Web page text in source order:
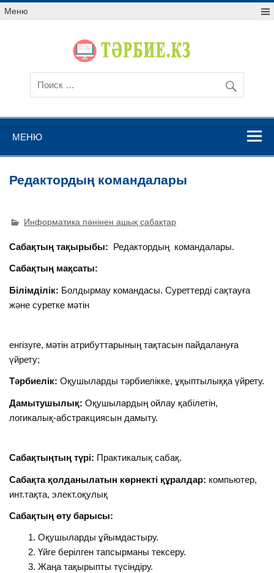
Меню
МЕНЮ
Редактордың командалары
Информатика пәнінен ашық сабақтар
Сабақтың тақырыбы: Редактордың командалары.
Сабақтың мақсаты:
Білімділік: Болдырмау командасы. Суреттерді сақтауға
және суретке мәтін
енгізуге, мәтін атрибуттарының тақтасын пайдалануға
үйрету;
Тәрбиелік: Оқушыларды тәрбиелікке, ұқыптылыққа үйрету.
Дамытушылық:Оқушылардың ойлау қабілетін,
логикалық-абстракциясын дамыту.
Сабақтыңтың түрі: Практикалық сабақ.
Сабақта қолданылатын көрнекті құралдар: компьютер,
инт.тақта, элект.оқулық
Сабақтың өту барысы:
Оқушыларды ұйымдастыру.
Үйге берілген тапсырманы тексеру.
Жаңа тақырыпты түсіндіру.